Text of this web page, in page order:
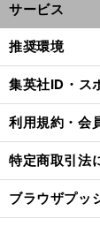
サービス
推奨環境
集英社ID・ス
利用規約・会
特定商取引法
ブラウザプッ